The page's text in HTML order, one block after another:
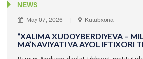
NEWS
May 07, 2026 Kutubxona
“XALIMA XUDOYBERDIYEVA –
MA’NAVIYATI VA AYOL IFTIXORI